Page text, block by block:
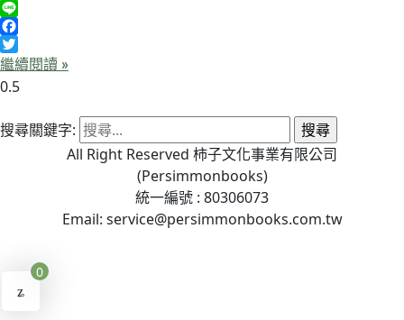
Line
Facebook
Twitter
繼續閱讀 »
搜尋關鍵字:
All Right Reserved 柿子文化事業有限公司
(Persimmonbooks)
統一編號 : 80306073
Email: service@persimmonbooks.com.tw
0